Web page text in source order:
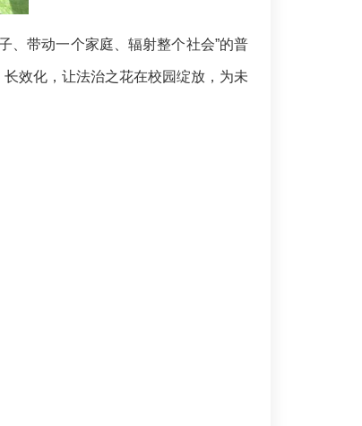
带动一个家庭、辐射整个社会”的普
效化，让法治之花在校园绽放，为未